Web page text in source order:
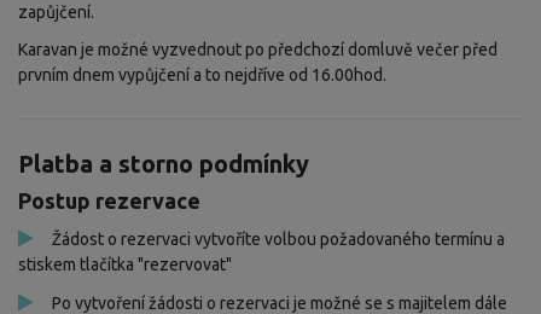
zapůjčení.
Karavan je možné vyzvednout po předchozí domluvě večer před
prvním dnem vypůjčení a to nejdříve od 16.00hod.
Platba a storno podmínky
Postup rezervace
Žádost o rezervaci vytvoříte volbou požadovaného termínu a
stiskem tlačítka "rezervovat"
Po vytvoření žádosti o rezervaci je možné se s majitelem dále